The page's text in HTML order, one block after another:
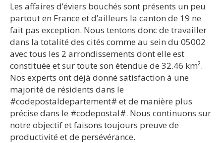
Les affaires d’éviers bouchés sont présents un peu
partout en France et d’ailleurs la canton de 19 ne
fait pas exception. Nous tentons donc de travailler
dans la totalité des cités comme au sein du 05002
avec tous les 2 arrondissements dont elle est
constituée et sur toute son étendue de 32.46 km².
Nos experts ont déjà donné satisfaction à une
majorité de résidents dans le
#codepostaldepartement# et de manière plus
précise dans le #codepostal#. Nous continuons sur
notre objectif et faisons toujours preuve de
productivité et de persévérance.